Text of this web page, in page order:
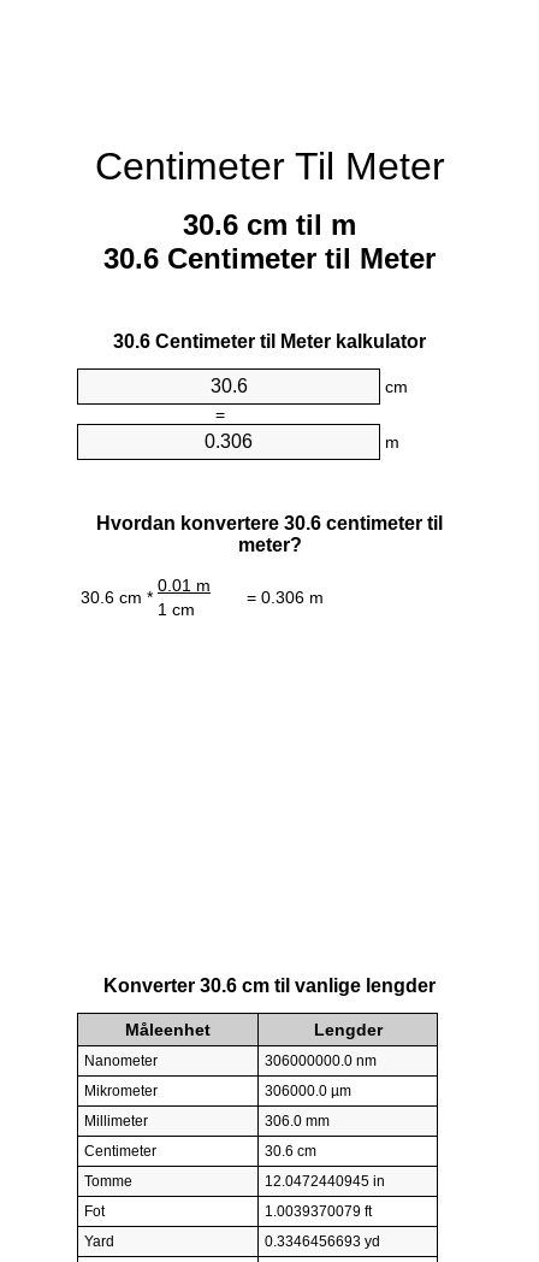
Centimeter Til Meter
30.6 cm til m
30.6 Centimeter til Meter
30.6 Centimeter til Meter kalkulator
cm
=
m
Hvordan konvertere 30.6 centimeter til
meter?
30.6 cm *
0.01 m
= 0.306 m
1 cm
Konverter 30.6 cm til vanlige lengder
Måleenhet Lengder
Nanometer
306000000.0 nm
Mikrometer
306000.0 µm
Millimeter
306.0 mm
Centimeter
30.6 cm
Tomme
12.0472440945 in
Fot
1.0039370079 ft
Yard
0.3346456693 yd